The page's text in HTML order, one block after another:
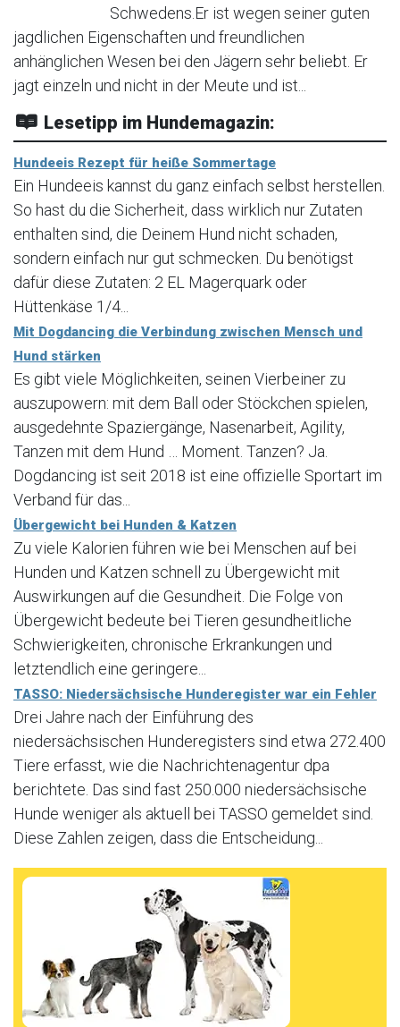
Schwedens.Er ist wegen seiner guten
jagdlichen Eigenschaften und freundlichen
anhänglichen Wesen bei den Jägern sehr beliebt. Er
jagt einzeln und nicht in der Meute und ist...
Lesetipp im Hundemagazin:
Hundeeis Rezept für heiße Sommertage
Ein Hundeeis kannst du ganz einfach selbst herstellen.
So hast du die Sicherheit, dass wirklich nur Zutaten
enthalten sind, die Deinem Hund nicht schaden,
sondern einfach nur gut schmecken. Du benötigst
dafür diese Zutaten: 2 EL Magerquark oder
Hüttenkäse 1/4...
Mit Dogdancing die Verbindung zwischen Mensch und
Hund stärken
Es gibt viele Möglichkeiten, seinen Vierbeiner zu
auszupowern: mit dem Ball oder Stöckchen spielen,
ausgedehnte Spaziergänge, Nasenarbeit, Agility,
Tanzen mit dem Hund … Moment. Tanzen? Ja.
Dogdancing ist seit 2018 ist eine offizielle Sportart im
Verband für das...
Übergewicht bei Hunden & Katzen
Zu viele Kalorien führen wie bei Menschen auf bei
Hunden und Katzen schnell zu Übergewicht mit
Auswirkungen auf die Gesundheit. Die Folge von
Übergewicht bedeute bei Tieren gesundheitliche
Schwierigkeiten, chronische Erkrankungen und
letztendlich eine geringere...
TASSO: Niedersächsische Hunderegister war ein Fehler
Drei Jahre nach der Einführung des
niedersächsischen Hunderegisters sind etwa 272.400
Tiere erfasst, wie die Nachrichtenagentur dpa
berichtete. Das sind fast 250.000 niedersächsische
Hunde weniger als aktuell bei TASSO gemeldet sind.
Diese Zahlen zeigen, dass die Entscheidung...